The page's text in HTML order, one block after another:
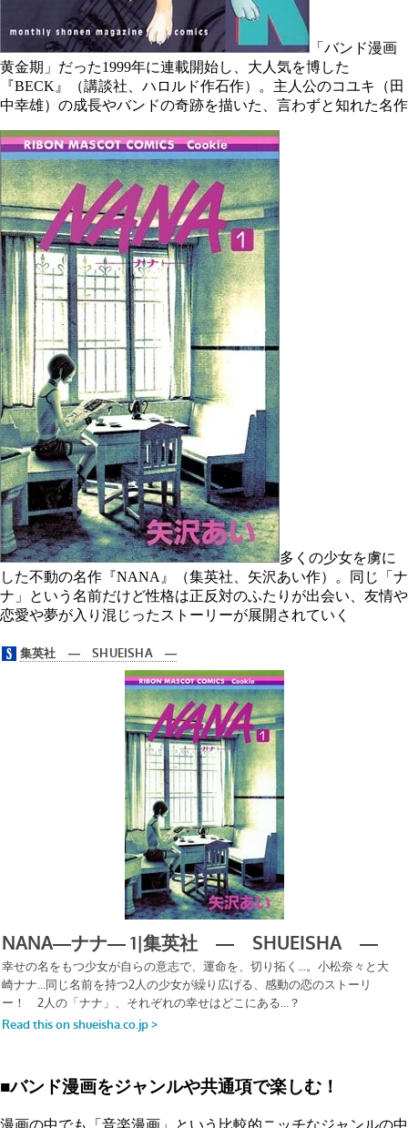
「バンド漫画
黄金期」だった1999年に連載開始し、大人気を博した
『BECK』（講談社、ハロルド作石作）。主人公のコユキ（田
中幸雄）の成長やバンドの奇跡を描いた、言わずと知れた名作
多くの少女を虜に
した不動の名作『NANA』（集英社、矢沢あい作）。同じ「ナ
ナ」という名前だけど性格は正反対のふたりが出会い、友情や
恋愛や夢が入り混じったストーリーが展開されていく
■バンド漫画をジャンルや共通項で楽しむ！
漫画の中でも「音楽漫画」という比較的ニッチなジャンルの中